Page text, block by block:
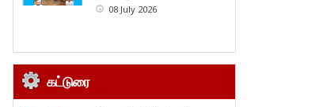
08 July 2026
கட்டுரை